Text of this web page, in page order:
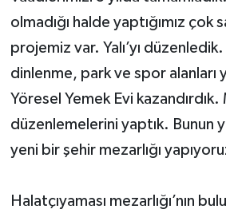
olmadığı halde yaptığımız çok
projemiz var. Yalı’yı
dinlenme, park ve spor alanları
Yöresel Yemek Evi kazandırdık.
düzenlemelerini yaptık. Bunun
yeni bir şehir mezarlığı
Halatçıyaması mezarlığı’nın